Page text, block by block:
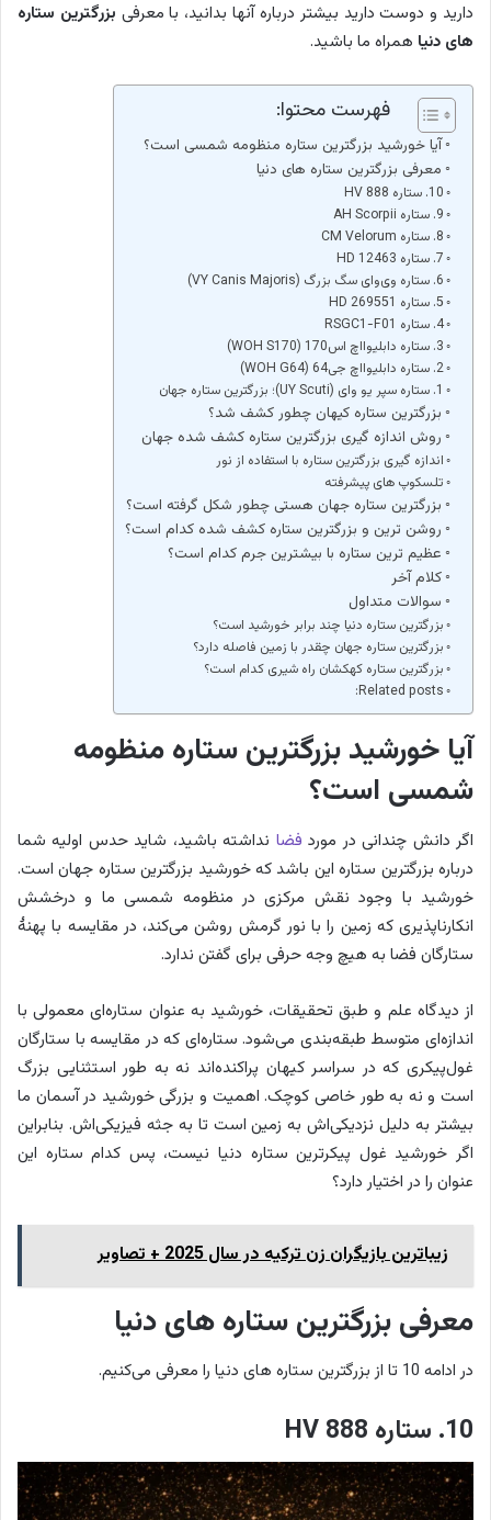
دارید و دوست دارید بیشتر درباره آنها بدانید، با معرفی بزرگترین ستاره
های دنیا همراه ما باشید.
فهرست محتوا:
آیا خورشید بزرگترین ستاره منظومه شمسی است؟
معرفی بزرگترین ستاره های دنیا
10. ستاره HV 888
9. ستاره AH Scorpii
8. ستاره CM Velorum
7. ستاره HD 12463
6. ستاره وی‌وای سگ بزرگ (VY Canis Majoris)
5. ستاره HD 269551
4. ستاره RSGC1-F01
3. ستاره دابلیوااچ اس‌170 (WOH S170)
2. ستاره دابلیوااچ جی64 (WOH G64)
1. ستاره سپر یو وای (UY Scuti)؛ بزرگترین ستاره جهان
بزرگترین ستاره کیهان چطور کشف شد؟
روش اندازه گیری بزرگترین ستاره کشف شده جهان
اندازه گیری بزرگترین ستاره با استفاده از نور
تلسکوپ های پیشرفته
بزرگترین ستاره جهان هستی چطور شکل گرفته است؟
روشن ترین و بزرگترین ستاره کشف شده کدام است؟
عظیم ترین ستاره با بیشترین جرم کدام است؟
کلام آخر
سوالات متداول
بزرگترین ستاره دنیا چند برابر خورشید است؟
بزرگترین ستاره جهان چقدر با زمین فاصله دارد؟
بزرگترین ستاره کهکشان راه شیری کدام است؟
Related posts:
آیا خورشید بزرگترین ستاره منظومه
شمسی است؟
اگر دانش چندانی در مورد فضا نداشته باشید، شاید حدس اولیه شما
درباره بزرگترین ستاره این باشد که خورشید بزرگترین ستاره جهان است.
خورشید با وجود نقش مرکزی در منظومه شمسی ما و درخشش
انکارناپذیری که زمین را با نور گرمش روشن می‌کند، در مقایسه با پهنۀ
ستارگان فضا به هیچ وجه حرفی برای گفتن ندارد.
از دیدگاه علم و طبق تحقیقات، خورشید به عنوان ستاره‌ای معمولی با
اندازه‌ای متوسط طبقه‌بندی می‌شود. ستاره‌ای که در مقایسه با ستارگان
غول‌پیکری که در سراسر کیهان پراکنده‌اند نه به طور استثنایی بزرگ
است و نه به طور خاصی کوچک. اهمیت و بزرگی خورشید در آسمان ما
بیشتر به دلیل نزدیکی‌اش به زمین است تا به جثه فیزیکی‌اش. بنابراین
اگر خورشید غول پیکرترین ستاره دنیا نیست، پس کدام ستاره این
عنوان را در اختیار دارد؟
زیباترین بازیگران زن ترکیه در سال 2025 + تصاویر
معرفی بزرگترین ستاره های دنیا
در ادامه 10 تا از بزرگترین ستاره های دنیا را معرفی می‌کنیم.
10. ستاره HV 888